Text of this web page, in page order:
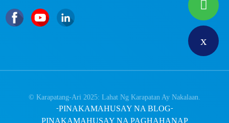
© Karapatang-Ari 2025: Lahat Ng Karapatan Ay Nakalaan.
-PINAKAMAHUSAY NA BLOG-
PINAKAMAHUSAY NA PAGHAHANAP